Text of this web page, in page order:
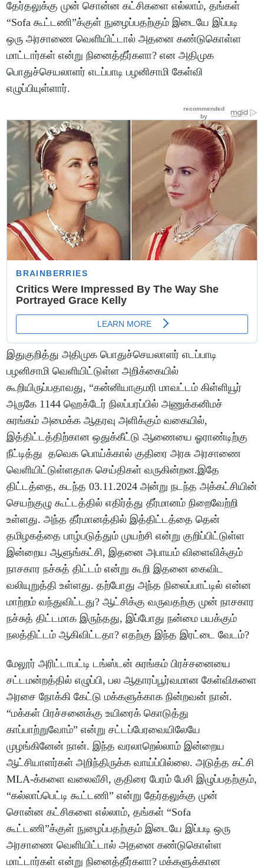
தேர்தலுக்கு முன் சொன்ன கட்சிகளை எல்லாம், தங்கள்
“Sofa கூட்டணி”க்குள் நுழைப்பதற்கும் இடையே இப்படி
ஒரு அரசாணை வெளியிட்டால் அதனை கண்டுகொள்ள
மாட்டார்கள் என்று நினைத்தீர்களா? என அதிமுக
பொதுச்செயலாளர் எடப்பாடி பழனிசாமி கேள்வி
எழுப்பியுள்ளார்.
இதுகுறித்து அதிமுக பொதுச்செயலாளர் எடப்பாடி
பழனிசாமி வெளியிட்டுள்ள அறிக்கையில்
கூறியிருப்பதாவது, “கன்னியாகுமரி மாவட்டம் கிள்ளியூர்
அருகே 1144 ஹெக்டேர் நிலப்பரப்பில் அணுக்கனிமச்
சுரங்கம் அமைக்க ஆதரவு அளிக்கும் வகையில்,
இத்திட்டத்திற்கான ஒதுக்கீட்டு ஆணையை ஓராண்டிற்கு
நீட்டித்து தவெக பொய்க்கால் குதிரை அரசு அரசாணை
வெளியிட்டுள்ளதாக செய்திகள் வருகின்றன.இதே
திட்டத்தை, கடந்த 03.11.2024 அன்று நடந்த அக்கட்சியின்
செயற்குழு கூட்டத்தில் எதிர்த்து தீர்மானம் நிறைவேற்றி
உள்ளது. அந்த தீர்மானத்தில் இத்திட்டத்தை தென்
தமிழகத்தை பாழ்படுத்தும் முயற்சி என்று குறிப்பிட்டுள்ள
இன்றைய ஆளுங்கட்சி, இதனை அபாயம் விளைவிக்கும்
நாசகார நச்சுத் திட்டம் என்று கூறி இதனை கைவிட
வலியுறுத்தி உள்ளது. தற்போது அந்த நிலைப்பாட்டில் என்ன
மாற்றம் வந்துவிட்டது? ஆட்சிக்கு வருவதற்கு முன் நாசகார
நச்சுத் திட்டமாக இருந்தது, இப்போது நன்மை பயக்கும்
நலத்திட்டம் ஆகிவிட்டதா? எதற்கு இந்த இரட்டை வேடம்?
மேலூர் அரிட்டாபட்டி டங்ஸ்டன் சுரங்கம் பிரச்சனையை
சட்டமன்றத்தில் எழுப்பி, பல ஆதாரப்பூர்வமான கேள்விகளை
அரசை நோக்கி கேட்டு மக்களுக்காக நின்றவன் நான்.
“மக்கள் பிரச்சனைக்கு உயிரைக் கொடுத்து
காப்பாற்றுவோம்” என்று சட்டப்பேரவையிலேயே
முழங்கினேன் நான். இந்த வரலாறெல்லாம் இன்றைய
ஆட்சியாளர்கள் அறிந்திருக்க வாய்ப்பில்லை. அடுத்த கட்சி
MLA-க்களை வலைவீசி, குதிரை பேரம் பேசி இழுப்பதற்கும்,
“கல்லாப்பெட்டி கூட்டணி” என்று தேர்தலுக்கு முன்
சொன்ன கட்சிகளை எல்லாம், தங்கள் “Sofa
கூட்டணி”க்குள் நுழைப்பதற்கும் இடையே இப்படி ஒரு
அரசாணை வெளியிட்டால் அதனை கண்டுகொள்ள
மாட்டார்கள் என்று நினைத்தீர்களா? மக்களுக்கான